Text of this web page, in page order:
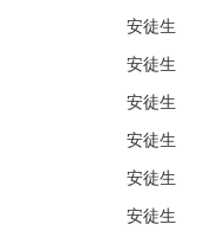
安徒生
安徒生
安徒生
安徒生
安徒生
安徒生